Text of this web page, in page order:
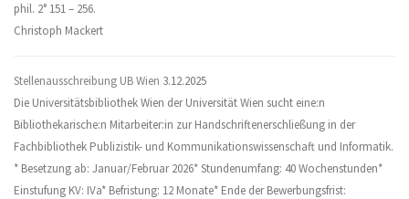
phil. 2° 151 – 256.
Christoph Mackert
Stellenausschreibung UB Wien 3.12.2025
Die Universitätsbibliothek Wien der Universität Wien sucht eine:n
Bibliothekarische:n Mitarbeiter:in zur Handschriftenerschließung in der
Fachbibliothek Publizistik- und Kommunikationswissenschaft und Informatik.
* Besetzung ab: Januar/Februar 2026* Stundenumfang: 40 Wochenstunden*
Einstufung KV: IVa* Befristung: 12 Monate* Ende der Bewerbungsfrist: